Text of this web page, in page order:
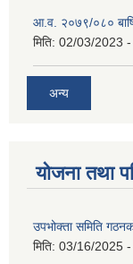
आ.व. २०७९/०८०
मिति: 02/03/2023
अन्य
योजना तथा
उपभोक्ता समिति
मिति: 03/16/2025 -